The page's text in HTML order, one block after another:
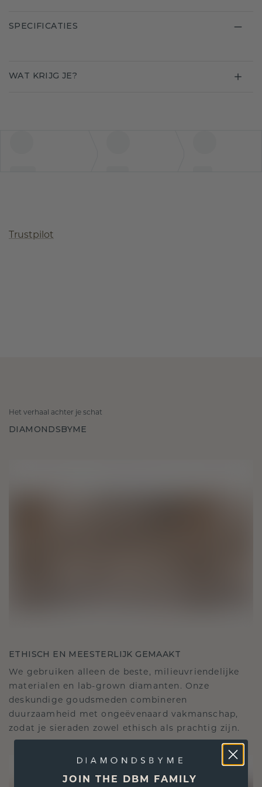
SPECIFICATIES
WAT KRIJG JE?
Trustpilot
Het verhaal achter je schat
DIAMONDSBYME
ETHISCH EN MEESTERLIJK GEMAAKT
We gebruiken alleen de beste, milieuvriendelijke
materialen en lab-grown diamanten. Onze
deskundige goudsmeden combineren
duurzaamheid met ongeëvenaard vakmanschap,
zodat je sieraden zowel ethisch als prachtig zijn.
JOIN THE DBM FAMILY